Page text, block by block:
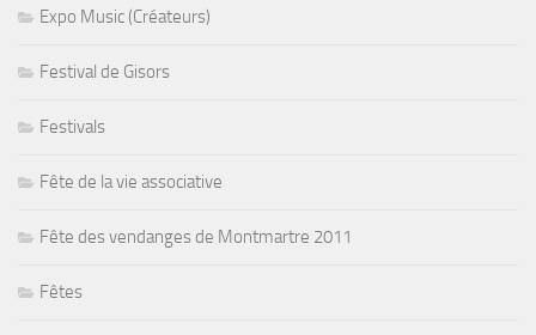
Expo Music (Créateurs)
Festival de Gisors
Festivals
Fête de la vie associative
Fête des vendanges de Montmartre 2011
Fêtes